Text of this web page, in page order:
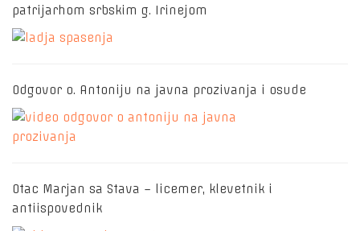
patrijarhom srbskim g. Irinejom
Odgovor o. Antoniju na javna prozivanja i osude
Otac Marjan sa Stava – licemer, klevetnik i
antiispovednik